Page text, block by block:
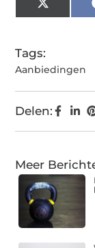
X
Tags:
Aanbiedingen
Delen:
Meer